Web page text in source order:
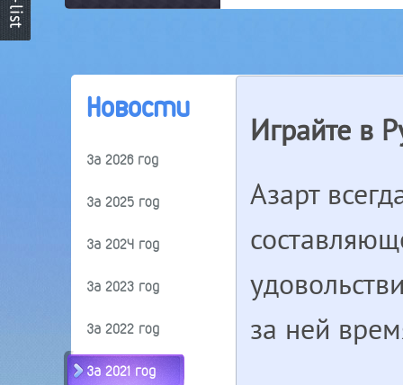
Новости
За 2026 год
За 2025 год
За 2024 год
За 2023 год
За 2022 год
За 2021 год
Играйте в
Азарт
за ней